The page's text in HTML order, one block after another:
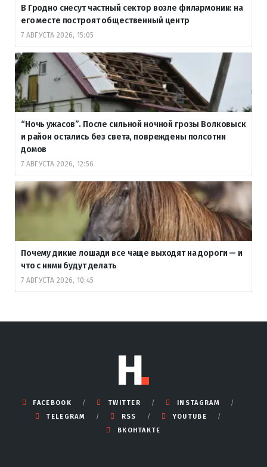
В Гродно снесут частный сектор возле филармонии: на
его месте построят общественный центр
7 АВГУСТА 2026, 15:05
“Ночь ужасов”. После сильной ночной грозы Волковыск
и район остались без света, повреждены полсотни
домов
7 АВГУСТА 2026, 12:56
Почему дикие лошади все чаще выходят на дороги — и
что с ними будут делать
7 АВГУСТА 2026, 10:45
FACEBOOK TWITTER
INSTAGRAM
TELEGRAM
RSS
YOUTUBE
ВКОНТАКТЕ